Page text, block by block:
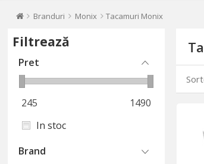
Branduri Monix Tacamuri Monix
Filtrează
Pret
245
1490
In stoc
Brand